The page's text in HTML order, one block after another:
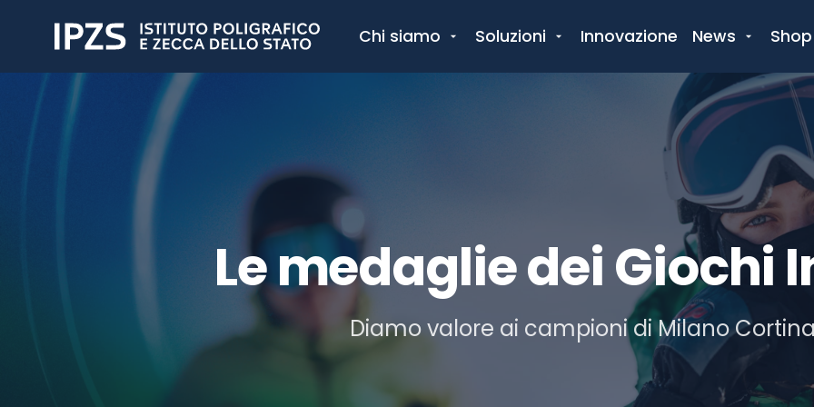
Chi siamo Soluzioni Innovazione News Shop
Le medaglie dei Giochi
Diamo valore ai campioni di Milano